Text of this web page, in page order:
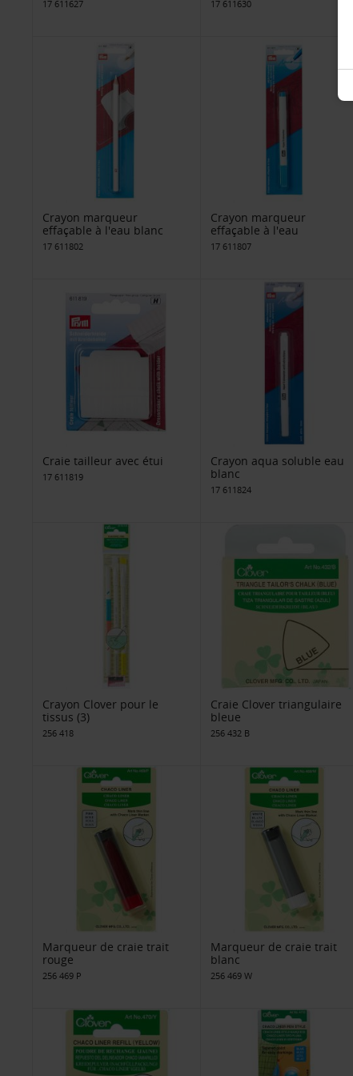
17 611627 17 611630
Crayon marqueur
effaçable à l'eau blanc
17 611802
Crayon marqueur
effaçable à l'eau
17 611807
Craie tailleur avec étui
17 611819
Crayon aqua soluble eau
blanc
17 611824
Crayon Clover pour le
tissus (3)
256 418
Craie Clover triangulaire
bleue
256 432 B
Marqueur de craie trait
rouge
256 469 P
Marqueur de craie trait
blanc
256 469 W